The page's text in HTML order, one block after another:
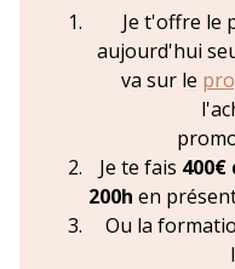
Je t'offre le
aujourd'hui
va sur le
Je te fais
200h en
Ou la